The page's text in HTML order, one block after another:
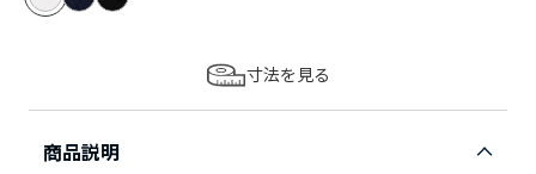
寸法を見る
商品説明